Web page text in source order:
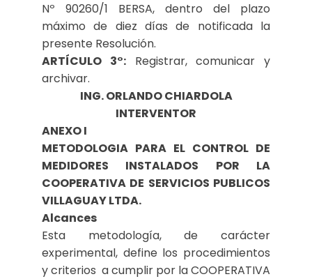
Nº 90260/1 BERSA, dentro del plazo
máximo de diez días de notificada la
presente Resolución.
ARTÍCULO 3°:Registrar, comunicar y
archivar.
ING. ORLANDO CHIARDOLA
INTERVENTOR
ANEXO I
METODOLOGIA PARA EL CONTROL DE
MEDIDORES INSTALADOS POR LA
COOPERATIVA DE SERVICIOS PUBLICOS
VILLAGUAY LTDA.
Alcances
Esta metodología, de carácter
experimental, define los procedimientos
y criterios a cumplir por la COOPERATIVA